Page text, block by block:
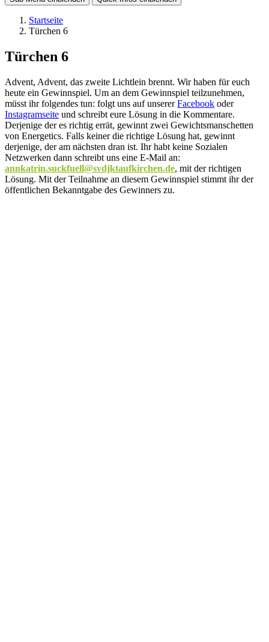
Startseite
Türchen 6
Türchen 6
Advent, Advent, das zweite Lichtlein brennt. Wir haben für euch
heute ein Gewinnspiel. Um an dem Gewinnspiel teilzunehmen,
müsst ihr folgendes tun: folgt uns auf unsererFacebook oder
Instagramseite und schreibt eure Lösung in die Kommentare.
Derjenige der es richtig errät, gewinnt zwei Gewichtsmanschetten
von Energetics. Falls keiner die richtige Lösung hat, gewinnt
derjenige, der am nächsten dran ist. Ihr habt keine Sozialen
Netzwerken dann schreibt uns eine E-Mail an:
annkatrin.suckfuell@svdjktaufkirchen.de, mit der richtigen
Lösung. Mit der Teilnahme an diesem Gewinnspiel stimmt ihr der
öffentlichen Bekanntgabe des Gewinners zu.